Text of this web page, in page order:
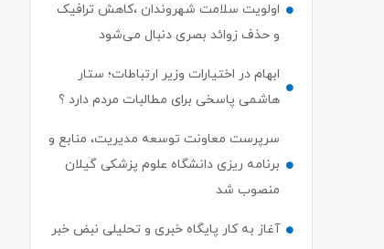
اولویت سلامت شهروندان ،کاهش ترافیک
و حذف زوائد بصری دنبال می‌شود
ابهام در اختیارات وزیر ارتباطات؛ ستار
هاشمی پاسخی برای مطالبات مردم دارد ؟
سرپرست معاونت توسعه مدیریت، منابع و
برنامه ریزی دانشگاه علوم پزشکی گیلان
منصوب شد
آغاز به کار پایگاه خبری و تحلیلی نبض خبر